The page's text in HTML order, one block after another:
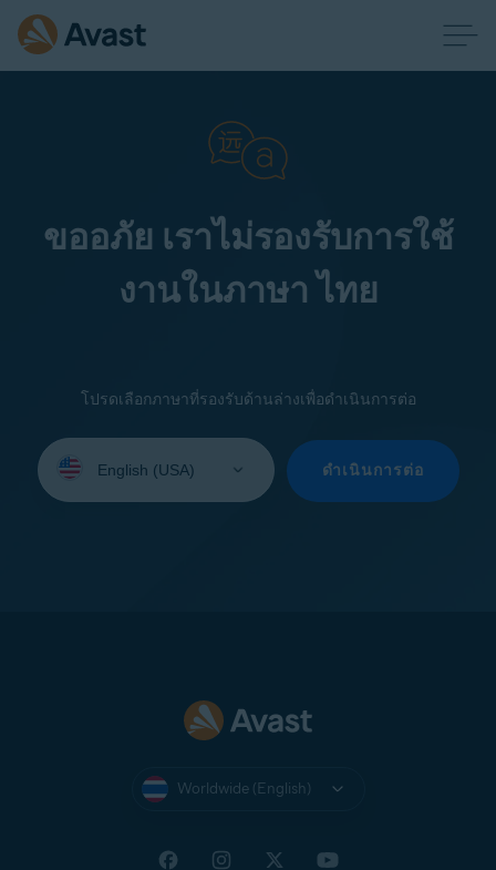
ขออภัย เราไม่รองรับการใช้
งานในภาษา ไทย
โปรดเลือกภาษาที่รองรับด้านล่างเพื่อดำเนินการต่อ
your
ดำเนินการต่อ
Worldwide (English)